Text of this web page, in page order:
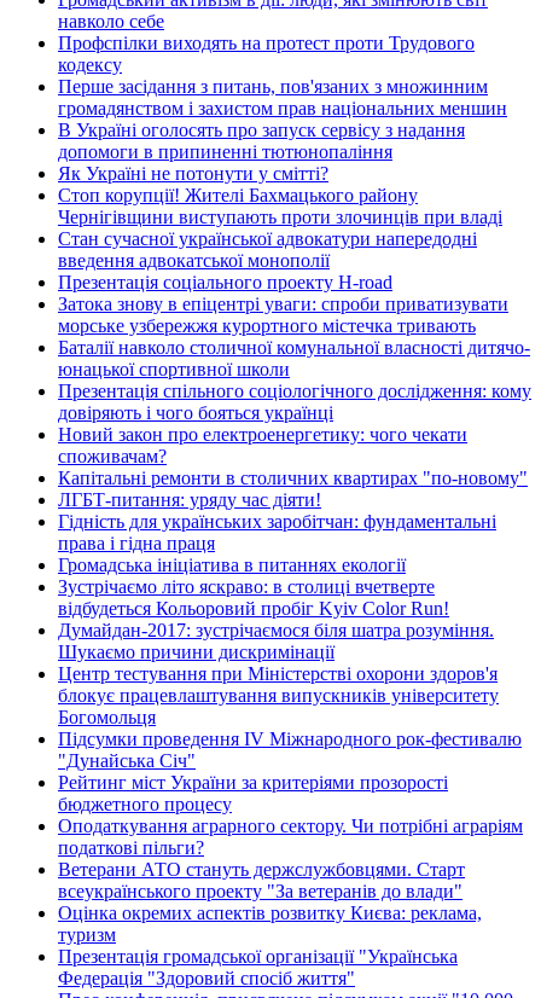
навколо себе
Профспілки виходять на протест проти Трудового
кодексу
Перше засідання з питань, пов'язаних з множинним
громадянством і захистом прав національних меншин
В Україні оголосять про запуск сервісу з надання
допомоги в припиненні тютюнопаління
Як Україні не потонути у смітті?
Стоп корупції! Жителі Бахмацького району
Чернігівщини виступають проти злочинців при владі
Стан сучасної української адвокатури напередодні
введення адвокатської монополії
Презентація соціального проекту H-road
Затока знову в епіцентрі уваги: спроби приватизувати
морське узбережжя курортного містечка тривають
Баталії навколо столичної комунальної власності дитячо-
юнацької спортивної школи
Презентація спільного соціологічного дослідження: кому
довіряють і чого бояться українці
Новий закон про електроенергетику: чого чекати
споживачам?
Капітальні ремонти в столичних квартирах "по-новому"
ЛГБТ-питання: уряду час діяти!
Гідність для українських заробітчан: фундаментальні
права і гідна праця
Громадська ініціатива в питаннях екології
Зустрічаємо літо яскраво: в столиці вчетверте
відбудеться Кольоровий пробіг Kyiv Color Run!
Думайдан-2017: зустрічаємося біля шатра розуміння.
Шукаємо причини дискримінації
Центр тестування при Міністерстві охорони здоров'я
блокує працевлаштування випускників університету
Богомольця
Підсумки проведення IV Міжнародного рок-фестивалю
"Дунайська Січ"
Рейтинг міст України за критеріями прозорості
бюджетного процесу
Оподаткування аграрного сектору. Чи потрібні аграріям
податкові пільги?
Ветерани АТО стануть держслужбовцями. Старт
всеукраїнського проекту "За ветеранів до влади"
Оцінка окремих аспектів розвитку Києва: реклама,
туризм
Презентація громадської організації "Українська
Федерація "Здоровий спосіб життя"